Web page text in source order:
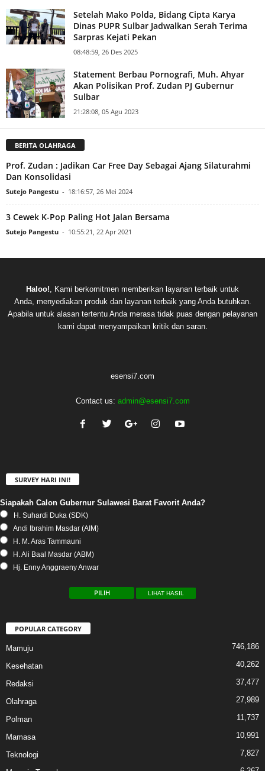
Setelah Mako Polda, Bidang Cipta Karya
Dinas PUPR Sulbar Jadwalkan Serah Terima
Sarpras Kejati Pekan
08:48:59, 26 Des 2025
Statement Berbau Pornografi, Muh. Ahyar
Akan Polisikan Prof. Zudan PJ Gubernur
Sulbar
21:28:08, 05 Agu 2023
BERITA OLAHRAGA
Prof. Zudan : Jadikan Car Free Day Sebagai Ajang Silaturahmi
Dan Konsolidasi
Sutejo Pangestu - 18:16:57, 26 Mei 2024
3 Cewek K-Pop Paling Hot Jalan Bersama
Sutejo Pangestu - 10:55:21, 22 Apr 2021
Haloo! , Kami berkomitmen memberikan layanan terbaik untuk
Anda, menyediakan produk dan layanan terbaik yang Anda butuhkan.
Apabila untuk alasan tertentu Anda merasa tidak puas dengan pelayanan
kami dapat menyampaikan kritik dan saran.
esensi7.com
Contact us: admin@esensi7.com
SURVEY HARI INI!
Siapakah Calon Gubernur Sulawesi Barat Favorit Anda?
H. Suhardi Duka (SDK)
Andi Ibrahim Masdar (AIM)
H. M. Aras Tammauni
H. Ali Baal Masdar (ABM)
Hj. Enny Anggraeny Anwar
LIHAT HASIL
POPULAR CATEGORY
Mamuju 746,186
Kesehatan 40,262
Redaksi 37,477
Olahraga 27,989
Polman 11,737
Mamasa 10,991
Teknologi 7,827